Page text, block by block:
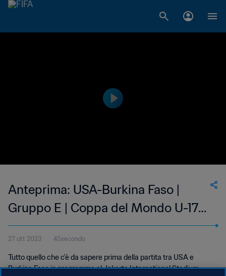
Anteprima: USA-Burkina Faso |
Gruppo E | Coppa del Mondo U-17
FIFA Indonesia 2023
27 ott 2023 45secondo
Tutto quello che c'è da sapere prima della partita tra USA e
Burkina Faso in programma al Jakarta International Stadium,